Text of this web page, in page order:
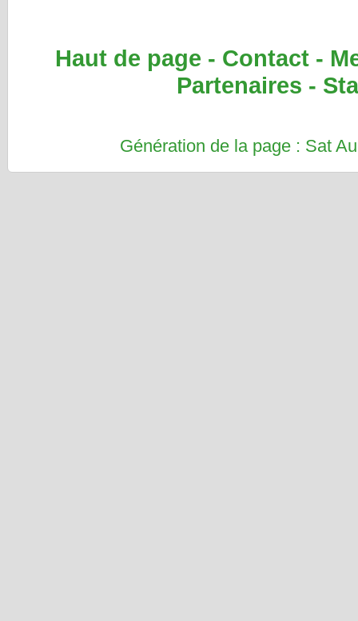
Haut de page - Contact -
Partenaires -
Génération de la page : Sat